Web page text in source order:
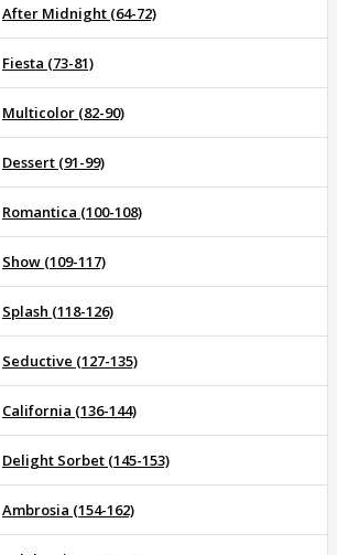
After Midnight (64-72)
Fiesta (73-81)
Multicolor (82-90)
Dessert (91-99)
Romantica (100-108)
Show (109-117)
Splash (118-126)
Seductive (127-135)
California (136-144)
Delight Sorbet (145-153)
Ambrosia (154-162)